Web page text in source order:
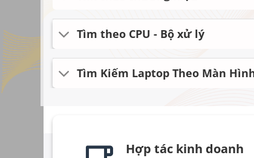
Tìm theo CPU - Bộ xử lý
Tìm Kiếm Laptop Theo Màn
Hợp tác kinh doanh